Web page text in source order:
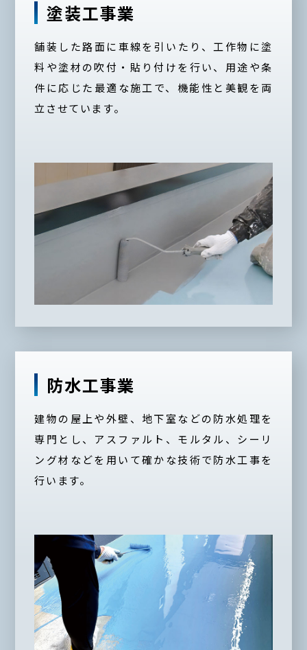
塗装工事業
舗装した路面に車線を引いたり、工作物に塗
料や塗材の吹付・貼り付けを行い、用途や条
件に応じた最適な施工で、機能性と美観を両
立させています。
防水工事業
建物の屋上や外壁、地下室などの防水処理を
専門とし、アスファルト、モルタル、シーリ
ング材などを用いて確かな技術で防水工事を
行います。